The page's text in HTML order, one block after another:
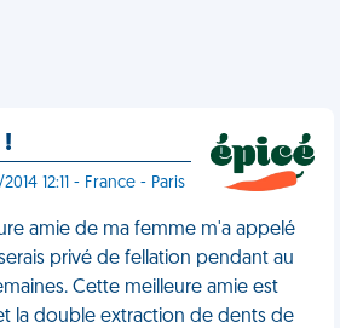
!
12:11 - France - Paris
amie de ma femme m'a appelé
privé de fellation pendant au
Cette meilleure amie est
la double extraction de dents de